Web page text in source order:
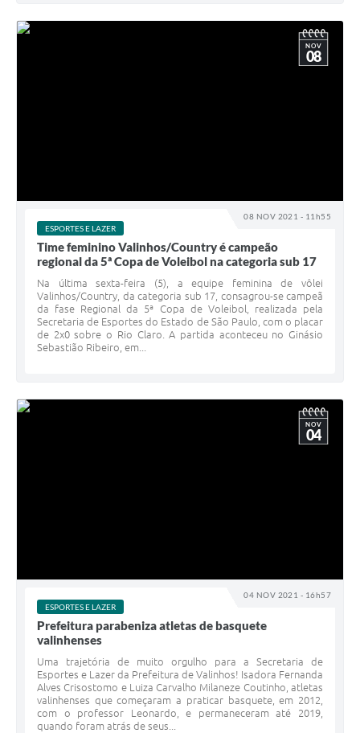
Enquete
Jornal
Agenda
08 NOV 2021 - 11h55
NOV
08
ESPORTES E LAZER
Time feminino Valinhos/Country é campeão
regional da 5ª Copa de Voleibol na categoria sub 17
Na última sexta-feira (5), a equipe feminina de vôlei
Valinhos/Country, da categoria sub 17, consagrou-se campeã
da fase Regional da 5ª Copa de Voleibol, realizada pela
Secretaria de Esportes do Estado de São Paulo, com o placar
de 2x0 sobre o Rio Claro. A partida aconteceu no Ginásio
Sebastião Ribeiro, em...
04 NOV 2021 - 16h57
NOV
04
ESPORTES E LAZER
Prefeitura parabeniza atletas de basquete
valinhenses
Uma trajetória de muito orgulho para a Secretaria de
Esportes e Lazer da Prefeitura de Valinhos! Isadora Fernanda
Alves Crisostomo e Luiza Carvalho Milaneze Coutinho, atletas
valinhenses que começaram a praticar basquete, em 2012,
com o professor Leonardo, e permaneceram até 2019,
quando foram atrás de seus...